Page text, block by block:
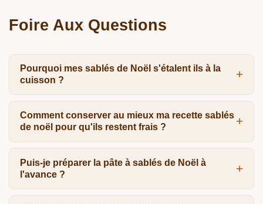
Foire Aux Questions
Pourquoi mes sablés de Noël s'étalent ils à la
cuisson ?
Comment conserver au mieux ma recette sablés
de noël pour qu'ils restent frais ?
Puis-je préparer la pâte à sablés de Noël à
l'avance ?